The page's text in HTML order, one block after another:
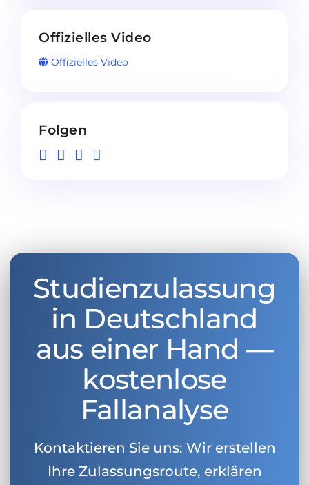
Offizielles Video
Offizielles Video
Folgen
Studienzulassung
in Deutschland
aus einer Hand —
kostenlose
Fallanalyse
Kontaktieren Sie uns: Wir erstellen
Ihre Zulassungsroute, erklären